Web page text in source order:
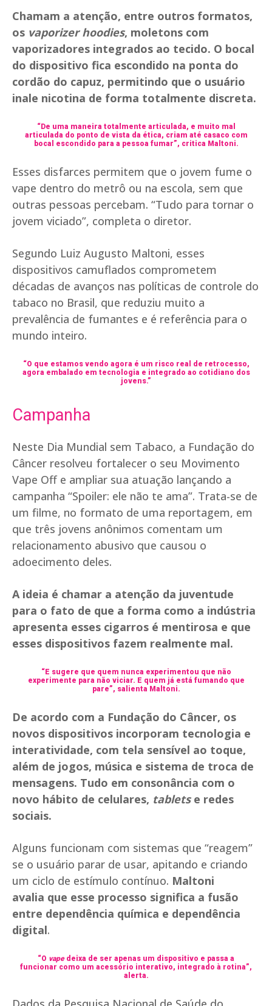
Chamam a atenção, entre outros formatos,
os vaporizer hoodies, moletons com
vaporizadores integrados ao tecido. O bocal
do dispositivo fica escondido na ponta do
cordão do capuz, permitindo que o usuário
inale nicotina de forma totalmente discreta.
“De uma maneira totalmente articulada, e muito mal
articulada do ponto de vista da ética, criam até casaco com
bocal escondido para a pessoa fumar”, critica Maltoni.
Esses disfarces permitem que o jovem fume o
vape dentro do metrô ou na escola, sem que
outras pessoas percebam. “Tudo para tornar o
jovem viciado”, completa o diretor.
Segundo Luiz Augusto Maltoni, esses
dispositivos camuflados comprometem
décadas de avanços nas políticas de controle do
tabaco no Brasil, que reduziu muito a
prevalência de fumantes e é referência para o
mundo inteiro.
“O que estamos vendo agora é um risco real de retrocesso,
agora embalado em tecnologia e integrado ao cotidiano dos
jovens.”
Campanha
Neste Dia Mundial sem Tabaco, a Fundação do
Câncer resolveu fortalecer o seu Movimento
Vape Off e ampliar sua atuação lançando a
campanha “Spoiler: ele não te ama”. Trata-se de
um filme, no formato de uma reportagem, em
que três jovens anônimos comentam um
relacionamento abusivo que causou o
adoecimento deles.
A ideia é chamar a atenção da juventude
para o fato de que a forma como a indústria
apresenta esses cigarros é mentirosa e que
esses dispositivos fazem realmente mal.
“E sugere que quem nunca experimentou que não
experimente para não viciar. E quem já está fumando que
pare”, salienta Maltoni.
De acordo com a Fundação do Câncer, os
novos dispositivos incorporam tecnologia e
interatividade, com tela sensível ao toque,
além de jogos, música e sistema de troca de
mensagens. Tudo em consonância com o
novo hábito de celulares, tabletse redes
sociais.
Alguns funcionam com sistemas que “reagem”
se o usuário parar de usar, apitando e criando
um ciclo de estímulo contínuo. Maltoni
avalia que esse processo significa a fusão
entre dependência química e dependência
digital.
“O vapedeixa de ser apenas um dispositivo e passa a
funcionar como um acessório interativo, integrado à rotina”,
alerta.